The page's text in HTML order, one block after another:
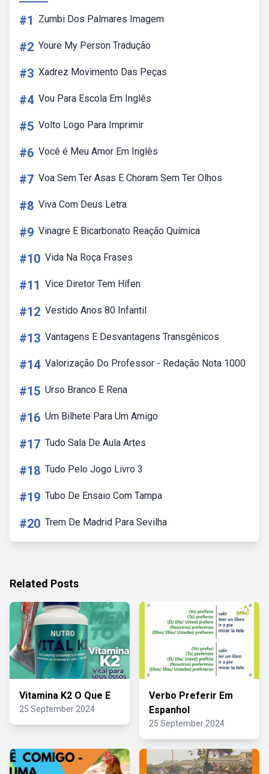
#1 Zumbi Dos Palmares Imagem
#2 Youre My Person Tradução
#3 Xadrez Movimento Das Peças
#4 Vou Para Escola Em Inglês
#5 Volto Logo Para Imprimir
#6 Você é Meu Amor Em Inglês
#7 Voa Sem Ter Asas E Choram Sem Ter Olhos
#8 Viva Com Deus Letra
#9 Vinagre E Bicarbonato Reação Química
#10 Vida Na Roça Frases
#11 Vice Diretor Tem Hífen
#12 Vestido Anos 80 Infantil
#13 Vantagens E Desvantagens Transgênicos
#14 Valorização Do Professor - Redação Nota 1000
#15 Urso Branco E Rena
#16 Um Bilhete Para Um Amigo
#17 Tudo Sala De Aula Artes
#18 Tudo Pelo Jogo Livro 3
#19 Tubo De Ensaio Com Tampa
#20 Trem De Madrid Para Sevilha
Related Posts
Vitamina K2 O Que E
25 September 2024
Verbo Preferir Em
Espanhol
25 September 2024